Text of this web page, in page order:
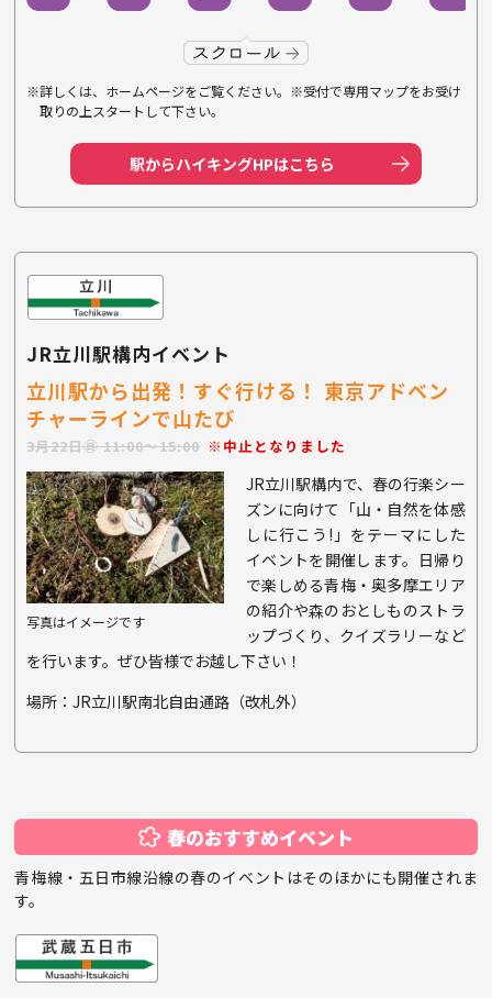
※詳しくは、ホームページをご覧ください。※受付で専用マップをお受け
取りの上スタートして下さい。
駅からハイキングHPはこちら
JR立川駅構内イベント
立川駅から出発！すぐ行ける！ 東京アドベン
チャーラインで山たび
3月22日㊐ 11:00〜15:00 ※中止となりました
写真はイメージです
JR立川駅構内で、春の行楽シー
ズンに向けて「山・自然を体感
しに行こう!」をテーマにした
イベントを開催します。日帰り
で楽しめる青梅・奥多摩エリア
の紹介や森のおとしものストラ
ップづくり、クイズラリーなど
を行います。ぜひ皆様でお越し下さい！
場所：JR立川駅南北自由通路（改札外）
春のおすすめイベント
青梅線・五日市線沿線の春のイベントはそのほかにも開催されま
す。